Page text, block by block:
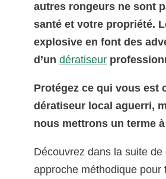
autres rongeurs ne sont
santé et votre propriété.
explosive en font des
d’undératiseur
Protégez ce qui vous est
dératiseur local aguerri,
nous mettrons un terme
Découvrez dans la suite
approche méthodique